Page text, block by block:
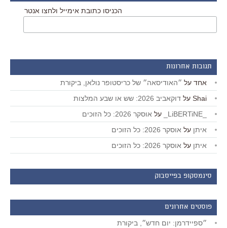
הכניסו כתובת אימייל ולחצו אנטר
תגובות אחרונות
אחד על ״האודיסאה״ של כריסטופר נולאן, ביקורת
Shai על דוקאביב 2026: שש או שבע המלצות
על אוסקר 2026: כל הזוכים
איתן על אוסקר 2026: כל הזוכים
איתן על אוסקר 2026: כל הזוכים
סינמסקופ בפייסבוק
פוסטים אחרונים
״ספיידרמן: יום חדש״, ביקורת